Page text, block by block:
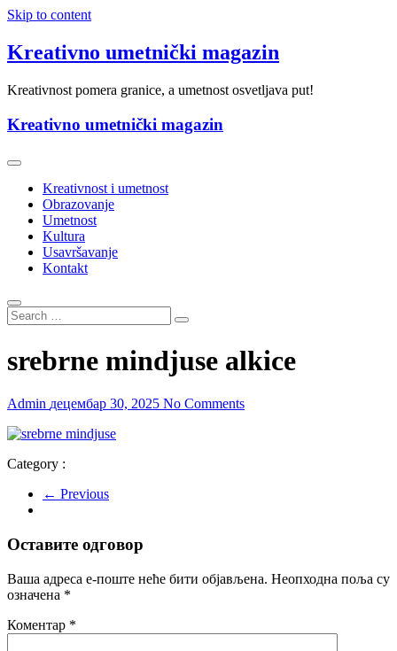
Skip to content
Kreativno umetnički magazin
Kreativnost pomera granice, a umetnost osvetljava put!
Kreativno umetnički magazin
Kreativnost i umetnost
Obrazovanje
Umetnost
Kultura
Usavršavanje
Kontakt
srebrne mindjuse alkice
Admin децембар 30, 2025 No Comments
Category :
← Previous
Оставите одговор
Ваша адреса е-поште неће бити објављена. Неопходна поља су
означена *
Коментар *